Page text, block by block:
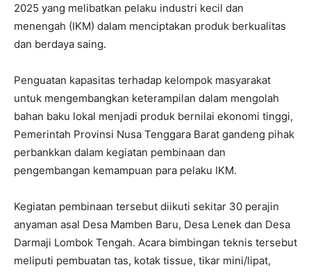
2025 yang melibatkan pelaku industri kecil dan
menengah (IKM) dalam menciptakan produk berkualitas
dan berdaya saing.
Penguatan kapasitas terhadap kelompok masyarakat
untuk mengembangkan keterampilan dalam mengolah
bahan baku lokal menjadi produk bernilai ekonomi tinggi,
Pemerintah Provinsi Nusa Tenggara Barat gandeng pihak
perbankkan dalam kegiatan pembinaan dan
pengembangan kemampuan para pelaku IKM.
Kegiatan pembinaan tersebut diikuti sekitar 30 perajin
anyaman asal Desa Mamben Baru, Desa Lenek dan Desa
Darmaji Lombok Tengah. Acara bimbingan teknis tersebut
meliputi pembuatan tas, kotak tissue, tikar mini/lipat,